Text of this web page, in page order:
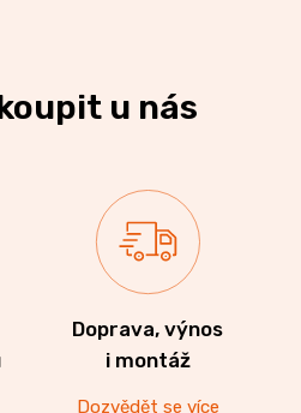
u nás
Doprava, výnos
i montáž
Dozvědět se více